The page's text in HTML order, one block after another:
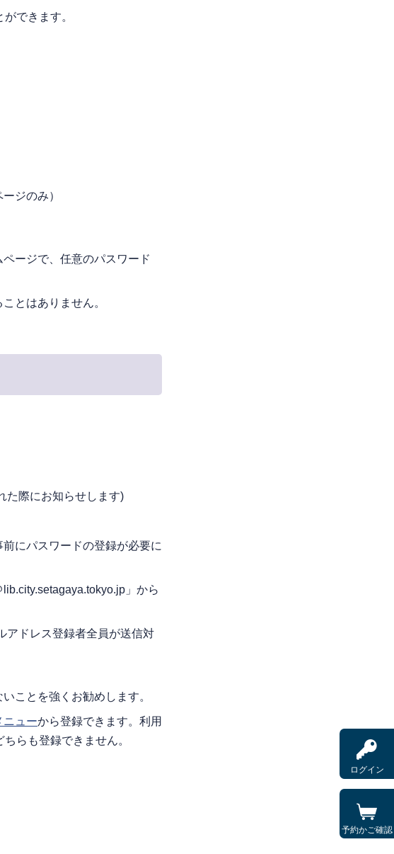
ログイン
予約かご確認
できます。
ジのみ）
ージで、任意のパスワード
とはありません。
た際にお知らせします)
にパスワードの登録が必要に
」から
アドレス登録者全員が送信対
ことを強くお勧めします。
ニューから登録できます。利用
らも登録できません。